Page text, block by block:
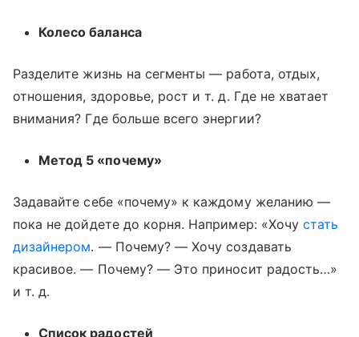
Колесо баланса
Разделите жизнь на сегменты — работа, отдых,
отношения, здоровье, рост и т. д. Где не хватает
внимания? Где больше всего энергии?
Метод 5 «почему»
Задавайте себе «почему» к каждому желанию —
пока не дойдете до корня. Например: «Хочустать
дизайнером. — Почему? — Хочу создавать
красивое. — Почему? — Это приносит радость…»
и т. д.
Список радостей